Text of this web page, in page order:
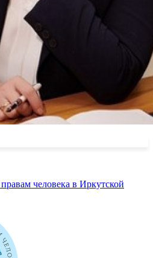
человека в Иркутской